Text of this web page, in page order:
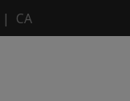
| CA